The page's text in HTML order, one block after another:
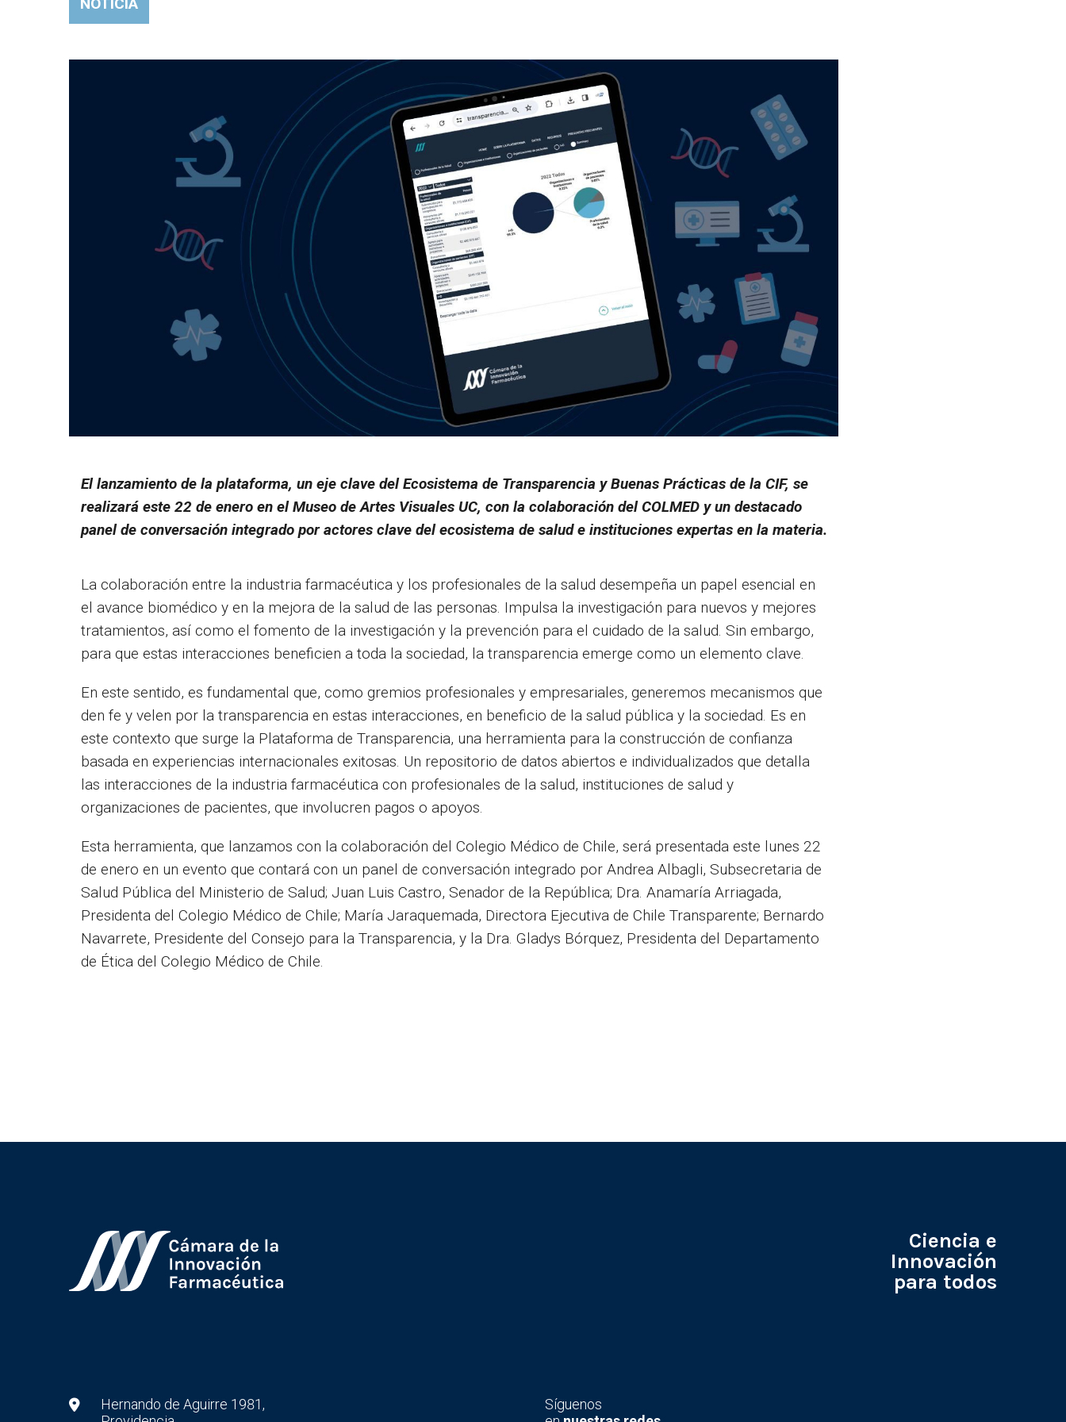
El lanzamiento de la plataforma, un eje clave del Ecosistema de Transparencia y Buenas Prácticas de la CIF, se
realizará este 22 de enero en el Museo de Artes Visuales UC, con la colaboración del COLMED y un destacado
panel de conversación integrado por actores clave del ecosistema de salud e instituciones expertas en la materia.
La colaboración entre la industria farmacéutica y los profesionales de la salud desempeña un papel esencial en
el avance biomédico y en la mejora de la salud de las personas. Impulsa la investigación para nuevos y mejores
tratamientos, así como el fomento de la investigación y la prevención para el cuidado de la salud. Sin embargo,
para que estas interacciones beneficien a toda la sociedad, la transparencia emerge como un elemento clave.
En este sentido, es fundamental que, como gremios profesionales y empresariales, generemos mecanismos que
den fe y velen por la transparencia en estas interacciones, en beneficio de la salud pública y la sociedad. Es en
este contexto que surge la Plataforma de Transparencia, una herramienta para la construcción de confianza
basada en experiencias internacionales exitosas. Un repositorio de datos abiertos e individualizados que detalla
las interacciones de la industria farmacéutica con profesionales de la salud, instituciones de salud y
organizaciones de pacientes, que involucren pagos o apoyos.
Esta herramienta, que lanzamos con la colaboración del Colegio Médico de Chile, será presentada este lunes 22
de enero en un evento que contará con un panel de conversación integrado por Andrea Albagli, Subsecretaria de
Salud Pública del Ministerio de Salud; Juan Luis Castro, Senador de la República; Dra. Anamaría Arriagada,
Presidenta del Colegio Médico de Chile; María Jaraquemada, Directora Ejecutiva de Chile Transparente; Bernardo
Navarrete, Presidente del Consejo para la Transparencia, y la Dra. Gladys Bórquez, Presidenta del Departamento
de Ética del Colegio Médico de Chile.
Ciencia e
Innovación
para todos
Hernando de Aguirre 1981,
Síguenos